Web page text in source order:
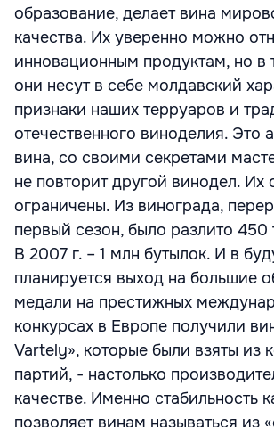
образование, делает вина
качества. Их уверенно можно
инновационным продуктам, но в
они несут в себе молдавский
признаки наших терруаров и
отечественного виноделия. Это
вина, со своими секретами
не повторит другой винодел. Их
ограничены. Из винограда,
первый сезон, было разлито 450
В 2007 г. – 1 млн бутылок. И в
планируется выход на большие
медали на престижных
конкурсах в Европе получили
Vartely», которые были взяты из
партий, - настолько
качестве. Именно стабильность
позволяет винам называться из